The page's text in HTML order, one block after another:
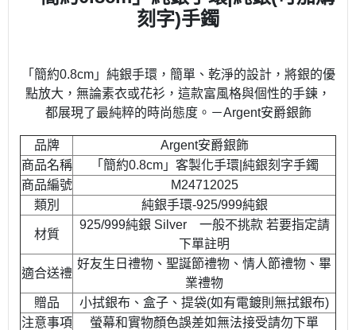
刻字)手鐲
「簡約0.8cm」純銀手環，簡單、乾淨的設計，將銀的優
點放大，無論素衣或花衫，這款富風格與個性的手鍊，
都展現了最純粹的時尚態度。－Argent安爵銀飾
品牌
Argent安爵銀飾
商品名稱
「簡約0.8cm」客製化手環|純銀刻字手鐲
商品編號
M24712025
類別
純銀手環-925/999純銀
材質
925/999純銀 Silver 一般不挑款 若要指定請
下單註明
適合送禮
好友生日禮物、聖誕節禮物、情人節禮物、畢
業禮物
贈品
小拭銀布、盒子、提袋(如有電鍍則無拭銀布)
注意事項
螢幕和實物顏色誤差如無法接受請勿下單